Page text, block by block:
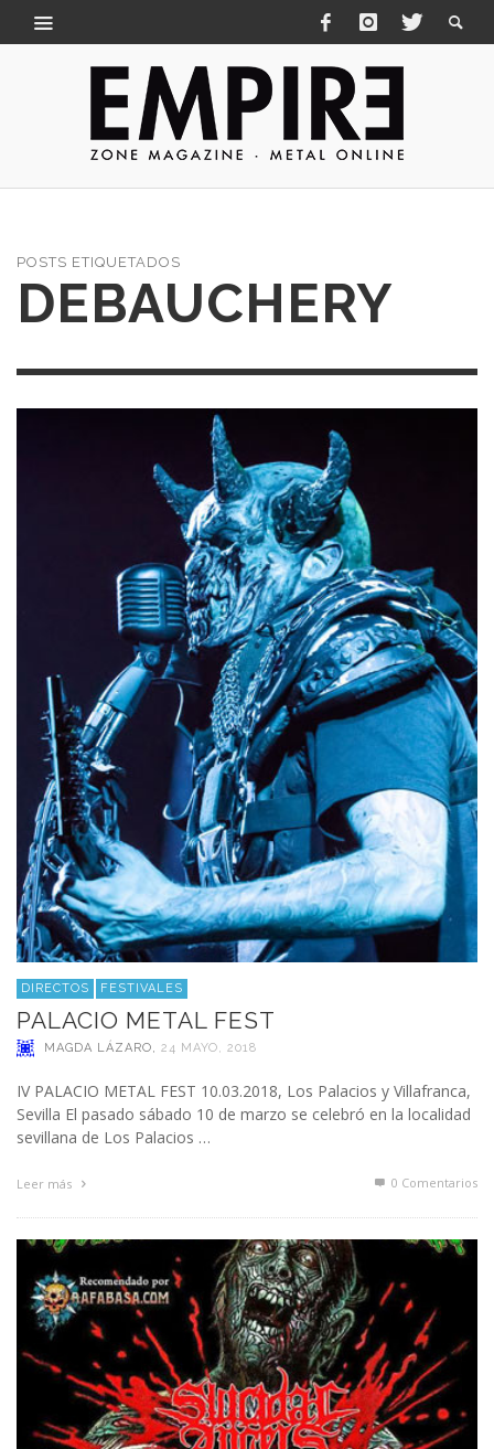
POSTS ETIQUETADOS
DEBAUCHERY
DIRECTOS FESTIVALES
PALACIO METAL FEST
MAGDA LÁZARO, 24 MAYO, 2018
IV PALACIO METAL FEST 10.03.2018, Los Palacios y Villafranca,
Sevilla El pasado sábado 10 de marzo se celebró en la localidad
sevillana de Los Palacios …
Leer más 0 Comentarios